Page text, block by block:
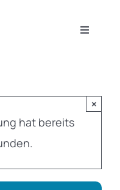
Toggle
Forschung
hat bereits
×